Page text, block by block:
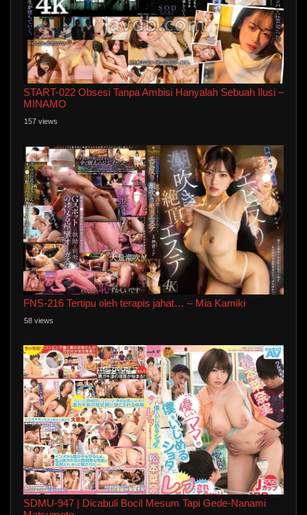
START-022 Obsesi Tanpa Ambisi Hanyalah Sebuah Ilusi –
MINAMO
157 views
FNS-216 Tertipu oleh terapis jahat… – Mia Kamiki
58 views
SDMU-947 | Dicabuli Bocil Mesum Tapi Gede-Nanami